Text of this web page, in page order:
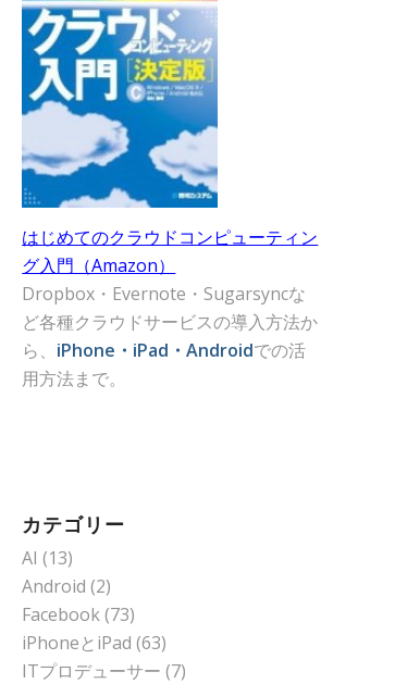
はじめてのクラウドコンピューティン
グ入門（Amazon）
Dropbox・Evernote・Sugarsyncな
ど各種クラウドサービスの導入方法か
ら、 iPhone・iPad・Androidでの活
用方法まで。
カテゴリー
AI (13)
Android (2)
Facebook(73)
iPhoneとiPad (63)
ITプロデューサー (7)